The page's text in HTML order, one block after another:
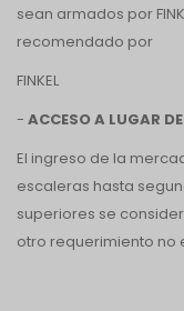
sean armados por
recomendado por
FINKEL
- ACCESO A LUGAR
El ingreso de la
escaleras hasta
superiores se
otro requerimiento no